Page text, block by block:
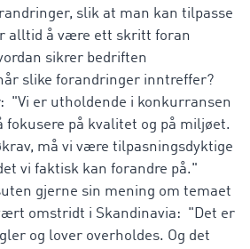
slik at man kan tilpasse
alltid å være ett skritt foran
sikrer bedriften
slike forandringer inntreffer?
"Vi er utholdende i konkurransen
på kvalitet og på miljøet.
må vi være tilpasningsdyktige
vi faktisk kan forandre på."
gjerne sin mening om temaet
omstridt i Skandinavia: "Det er
og lover overholdes. Og det